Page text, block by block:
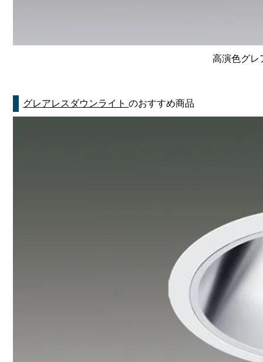
高演色グレ
グレアレスダウンライトのおすすめ商品